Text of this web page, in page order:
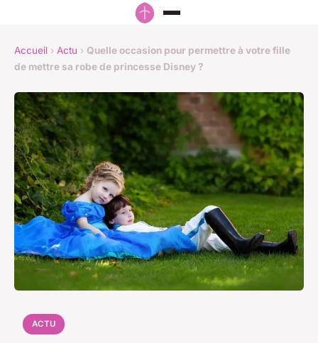
Accueil › Actu › Quelle occasion pour permettre à votre fille
de mettre sa robe de princesse Disney ?
ACTU